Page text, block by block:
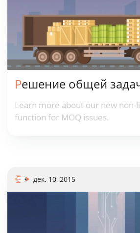
Решение общей
Learn more about our new non-
function for MOQ issues.
дек. 10, 2015